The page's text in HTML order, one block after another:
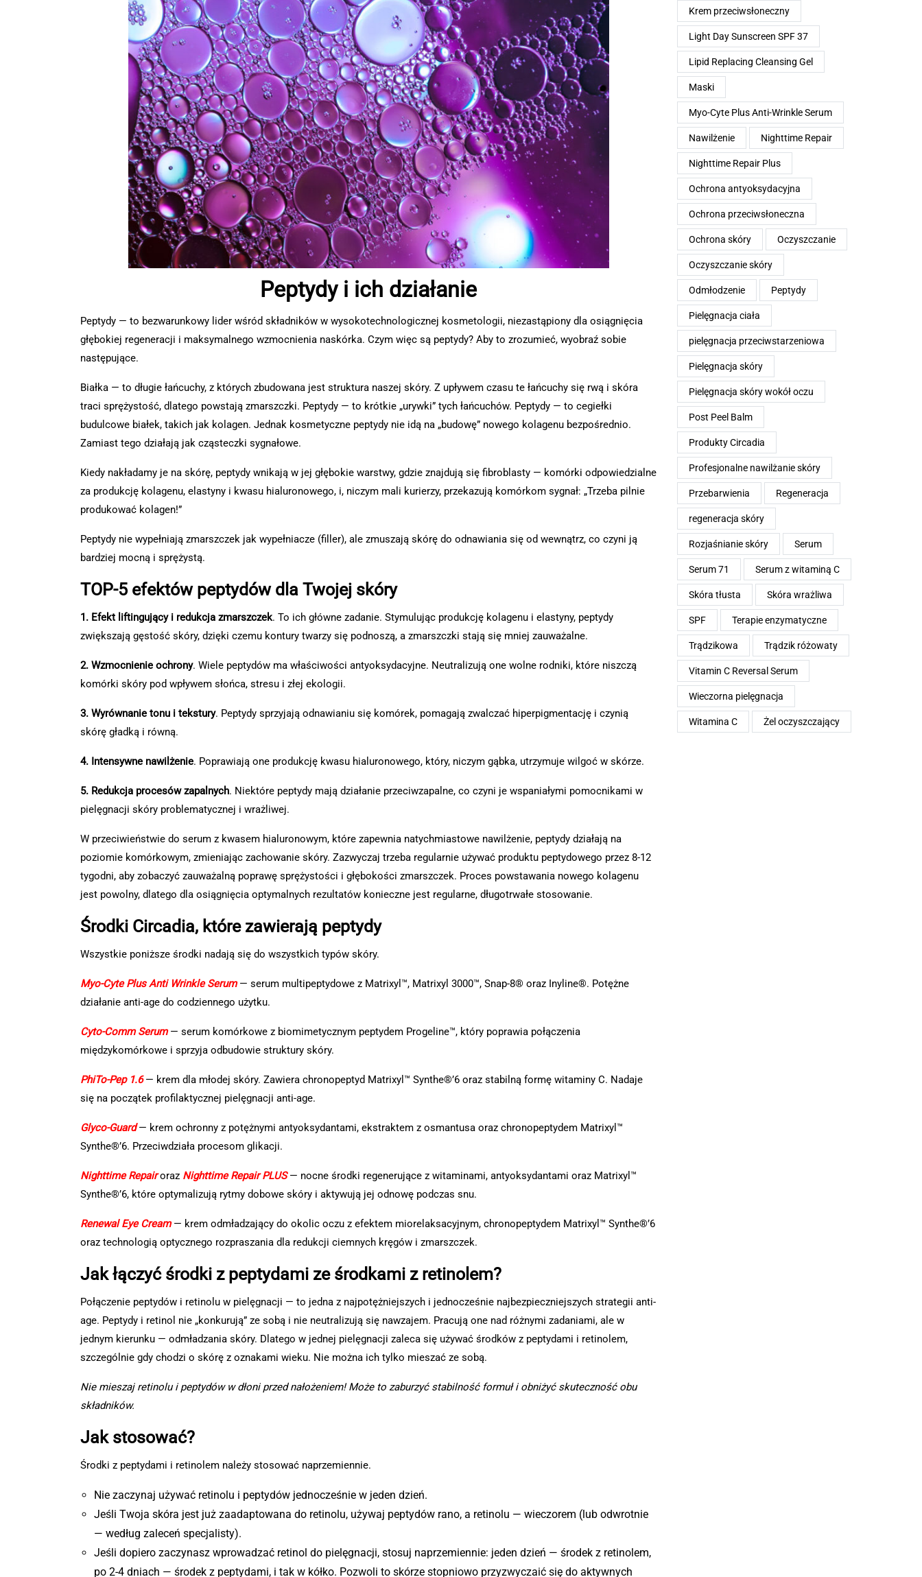
Peptydy i ich działanie
Peptydy — to bezwarunkowy lider wśród składników w wysokotechnologicznej kosmetologii, niezastąpiony dla osiągnięcia
głębokiej regeneracji i maksymalnego wzmocnienia naskórka. Czym więc są peptydy? Aby to zrozumieć, wyobraź sobie
następujące.
Białka — to długie łańcuchy, z których zbudowana jest struktura naszej skóry. Z upływem czasu te łańcuchy się rwą i skóra
traci sprężystość, dlatego powstają zmarszczki. Peptydy — to krótkie „urywki” tych łańcuchów. Peptydy — to cegiełki
budulcowe białek, takich jak kolagen. Jednak kosmetyczne peptydy nie idą na „budowę” nowego kolagenu bezpośrednio.
Zamiast tego działają jak cząsteczki sygnałowe.
Kiedy nakładamy je na skórę, peptydy wnikają w jej głębokie warstwy, gdzie znajdują się fibroblasty — komórki odpowiedzialne
za produkcję kolagenu, elastyny i kwasu hialuronowego, i, niczym mali kurierzy, przekazują komórkom sygnał: „Trzeba pilnie
produkować kolagen!”
Peptydy nie wypełniają zmarszczek jak wypełniacze (filler), ale zmuszają skórę do odnawiania się od wewnątrz, co czyni ją
bardziej mocną i sprężystą.
TOP-5 efektów peptydów dla Twojej skóry
1. Efekt liftingujący i redukcja zmarszczek. To ich główne zadanie. Stymulując produkcję kolagenu i elastyny, peptydy
zwiększają gęstość skóry, dzięki czemu kontury twarzy się podnoszą, a zmarszczki stają się mniej zauważalne.
2. Wzmocnienie ochrony. Wiele peptydów ma właściwości antyoksydacyjne. Neutralizują one wolne rodniki, które niszczą
komórki skóry pod wpływem słońca, stresu i złej ekologii.
3. Wyrównanie tonu i tekstury. Peptydy sprzyjają odnawianiu się komórek, pomagają zwalczać hiperpigmentację i czynią
skórę gładką i równą.
4. Intensywne nawilżenie. Poprawiają one produkcję kwasu hialuronowego, który, niczym gąbka, utrzymuje wilgoć w skórze.
5. Redukcja procesów zapalnych. Niektóre peptydy mają działanie przeciwzapalne, co czyni je wspaniałymi pomocnikami w
pielęgnacji skóry problematycznej i wrażliwej.
W przeciwieństwie do serum z kwasem hialuronowym, które zapewnia natychmiastowe nawilżenie, peptydy działają na
poziomie komórkowym, zmieniając zachowanie skóry. Zazwyczaj trzeba regularnie używać produktu peptydowego przez 8-12
tygodni, aby zobaczyć zauważalną poprawę sprężystości i głębokości zmarszczek. Proces powstawania nowego kolagenu
jest powolny, dlatego dla osiągnięcia optymalnych rezultatów konieczne jest regularne, długotrwałe stosowanie.
Środki Circadia, które zawierają peptydy
Wszystkie poniższe środki nadają się do wszystkich typów skóry.
Myo-Cyte Plus Anti Wrinkle Serum— serum multipeptydowe z Matrixyl™, Matrixyl 3000™, Snap-8® oraz Inyline®. Potężne
działanie anti-age do codziennego użytku.
Cyto-Comm Serum— serum komórkowe z biomimetycznym peptydem Progeline™, który poprawia połączenia
międzykomórkowe i sprzyja odbudowie struktury skóry.
PhiTo-Pep 1.6— krem dla młodej skóry. Zawiera chronopeptyd Matrixyl™ Synthe®’6 oraz stabilną formę witaminy C. Nadaje
się na początek profilaktycznej pielęgnacji anti-age.
Glyco-Guard— krem ochronny z potężnymi antyoksydantami, ekstraktem z osmantusa oraz chronopeptydem Matrixyl™
Synthe®’6. Przeciwdziała procesom glikacji.
Nighttime Repairoraz Nighttime Repair PLUS— nocne środki regenerujące z witaminami, antyoksydantami oraz Matrixyl™
Synthe®’6, które optymalizują rytmy dobowe skóry i aktywują jej odnowę podczas snu.
Renewal Eye Cream— krem odmładzający do okolic oczu z efektem miorelaksacyjnym, chronopeptydem Matrixyl™ Synthe®’6
oraz technologią optycznego rozpraszania dla redukcji ciemnych kręgów i zmarszczek.
Jak łączyć środki z peptydami ze środkami z retinolem?
Połączenie peptydów i retinolu w pielęgnacji — to jedna z najpotężniejszych i jednocześnie najbezpieczniejszych strategii anti-
age. Peptydy i retinol nie „konkurują” ze sobą i nie neutralizują się nawzajem. Pracują one nad różnymi zadaniami, ale w
jednym kierunku — odmładzania skóry. Dlatego w jednej pielęgnacji zaleca się używać środków z peptydami i retinolem,
szczególnie gdy chodzi o skórę z oznakami wieku. Nie można ich tylko mieszać ze sobą.
Nie mieszaj retinolu i peptydów w dłoni przed nałożeniem! Może to zaburzyć stabilność formuł i obniżyć skuteczność obu
składników.
Jak stosować?
Środki z peptydami i retinolem należy stosować naprzemiennie.
Nie zaczynaj używać retinolu i peptydów jednocześnie w jeden dzień.
Jeśli Twoja skóra jest już zaadaptowana do retinolu, używaj peptydów rano, a retinolu — wieczorem (lub odwrotnie
— według zaleceń specjalisty).
Jeśli dopiero zaczynasz wprowadzać retinol do pielęgnacji, stosuj naprzemiennie: jeden dzień — środek z retinolem,
po 2-4 dniach — środek z peptydami, i tak w kółko. Pozwoli to skórze stopniowo przyzwyczaić się do aktywnych
Krem przeciwsłoneczny
Light Day Sunscreen SPF 37
Lipid Replacing Cleansing Gel
Maski
Myo-Cyte Plus Anti-Wrinkle Serum
Nawilżenie Nighttime Repair
Nighttime Repair Plus
Ochrona antyoksydacyjna
Ochrona przeciwsłoneczna
Ochrona skóry Oczyszczanie
Oczyszczanie skóry
Odmłodzenie Peptydy
Pielęgnacja ciała
pielęgnacja przeciwstarzeniowa
Pielęgnacja skóry
Pielęgnacja skóry wokół oczu
Post Peel Balm
Produkty Circadia
Profesjonalne nawilżanie skóry
Przebarwienia Regeneracja
regeneracja skóry
Rozjaśnianie skóry Serum
Serum 71 Serum z witaminą C
Skóra tłusta Skóra wrażliwa
SPF Terapie enzymatyczne
Trądzikowa Trądzik różowaty
Vitamin C Reversal Serum
Wieczorna pielęgnacja
Witamina C Żel oczyszczający